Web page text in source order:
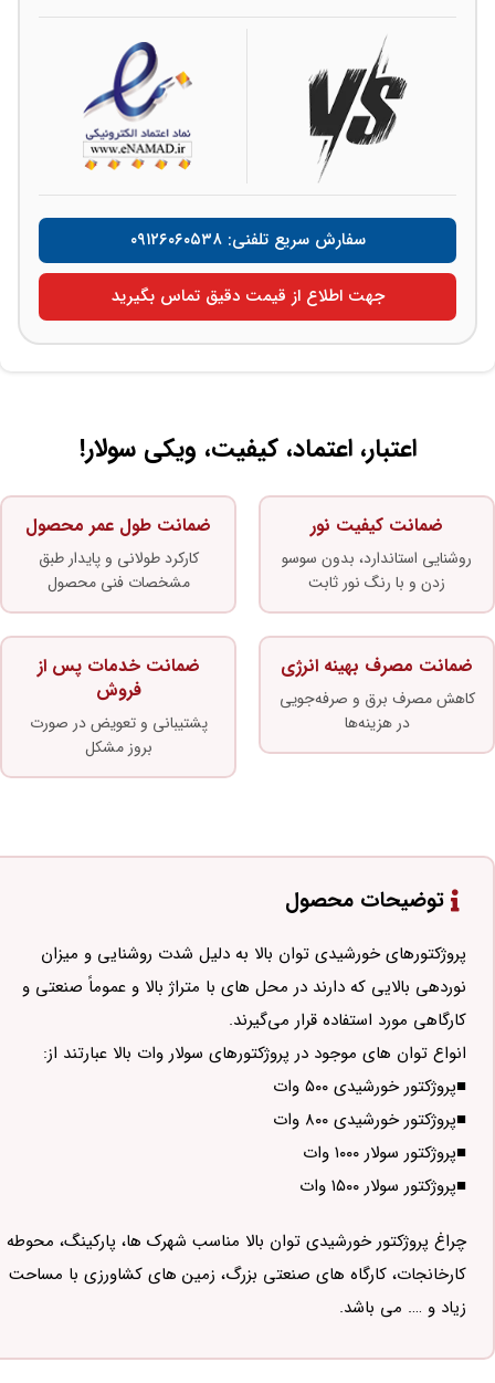
سفارش سریع تلفنی: ۰۹۱۲۶۰۶۰۵۳۸
جهت اطلاع از قیمت دقیق تماس بگیرید
اعتبار، اعتماد، کیفیت، ویکی سولار!
ضمانت کیفیت نور
روشنایی استاندارد، بدون سوسو
زدن و با رنگ نور ثابت
ضمانت طول عمر محصول
کارکرد طولانی و پایدار طبق
مشخصات فنی محصول
ضمانت مصرف بهینه انرژی
کاهش مصرف برق و صرفه‌جویی
در هزینه‌ها
ضمانت خدمات پس از
فروش
پشتیبانی و تعویض در صورت
بروز مشکل
توضیحات محصول
پروژکتورهای خورشیدی توان بالا به دلیل شدت روشنایی و میزان
نوردهی بالایی که دارند در محل های با متراژ بالا و عموماً صنعتی و
کارگاهی مورد استفاده قرار می‌گیرند.
انواع توان های موجود در پروژکتورهای سولار وات بالا عبارتند از:
■پروژکتور خورشیدی ۵۰۰ وات
■پروژکتور خورشیدی ۸۰۰ وات
■پروژکتور سولار ۱۰۰۰ وات
■پروژکتور سولار ۱۵۰۰ وات
چراغ پروژکتور خورشیدی توان بالا مناسب شهرک ها، پارکینگ، محوطه
کارخانجات، کارگاه های صنعتی بزرگ، زمین های کشاورزی با مساحت
زیاد و …. می باشد.